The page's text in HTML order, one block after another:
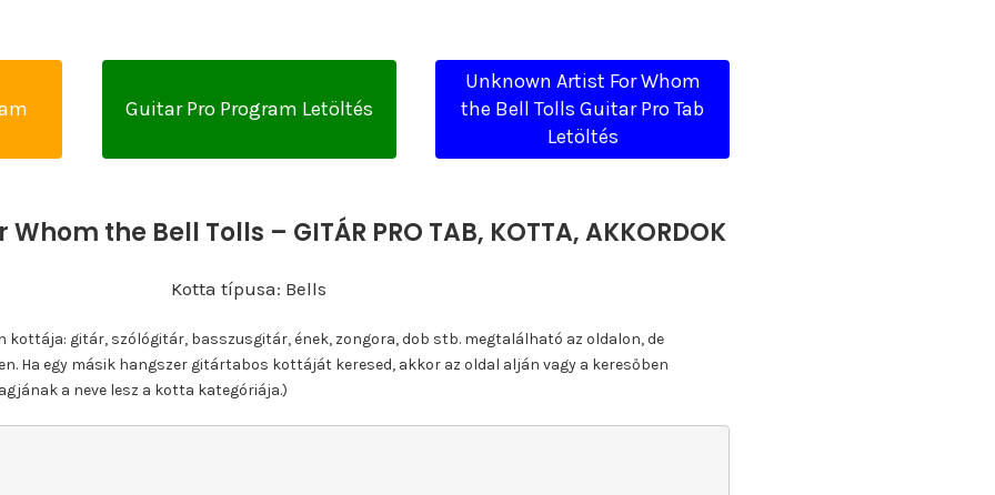
Guitar Pro Program Letöltés
Unknown Artist For Whom
the Bell Tolls Guitar Pro Tab
Letöltés
the Bell Tolls – GITÁR PRO TAB, KOTTA, AKKORDOK
Kotta típusa: Bells
kottája: gitár, szólógitár, basszusgitár, ének, zongora, dob stb. megtalálható az oldalon, de
Ha egy másik hangszer gitártabos kottáját keresed, akkor az oldal alján vagy a keresőben
a neve lesz a kotta kategóriája.)